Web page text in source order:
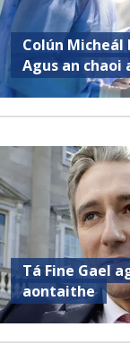
Colún
Agus an chaoi
Tá Fine Gael
aontaithe